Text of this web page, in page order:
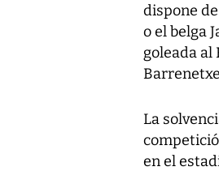
dispone
o el belga
goleada
La
en el